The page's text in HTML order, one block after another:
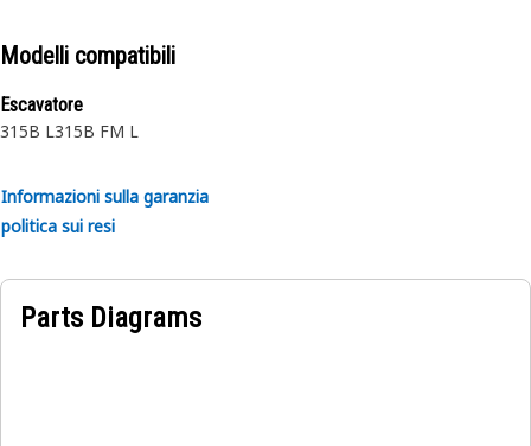
Modelli compatibili
Escavatore
315B L315B FM L
Informazioni sulla garanzia
politica sui resi
Parts Diagrams